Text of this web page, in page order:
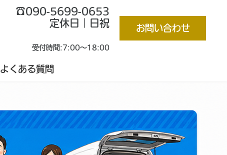
☎︎090-5699-0653
定休日｜日祝
受付時間:7:00～18:00
お問い合わせ
よくある質問